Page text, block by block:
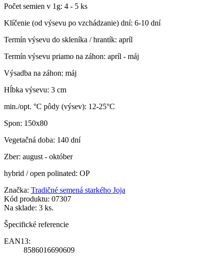
Počet semien v 1g: 4 - 5 ks
Klíčenie (od výsevu po vzchádzanie) dní: 6-10 dní
Termín výsevu do skleníka / hrantík: apríl
Termín výsevu priamo na záhon: apríl - máj
Výsadba na záhon: máj
Hĺbka výsevu: 3 cm
min./opt. °C pôdy (výsev): 12-25°C
Spon: 150x80
Vegetačná doba: 140 dní
Zber: august - október
hybrid / open polinated: OP
Značka: Tradičné semená starkého Joja
Kód produktu: 07307
Na sklade: 3 ks.
Špecifické referencie
EAN13:
8586016690609